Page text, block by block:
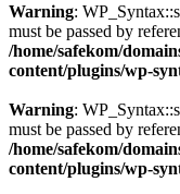
Warning:
must be passed by
/home/safekom/
content/plugins/wp-
Warning:
must be passed by
/home/safekom/
content/plugins/wp-